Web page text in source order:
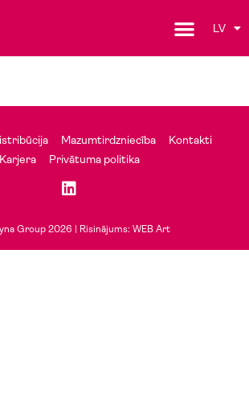
LV
Mazumtirdzniecība
Kontakti
Karjera
Privātuma politika
Group 2026 | Risinājums: WEB Art